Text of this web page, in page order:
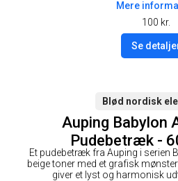
100 kr.
Se
Mere
Blød nordisk
Auping Babylon
Pudebetræk -
Et pudebetræk fra Auping i serien
beige toner med et grafisk
giver et lyst og harmonisk